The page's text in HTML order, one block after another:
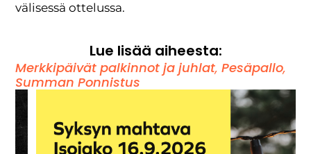
välisessä ottelussa.
Lue lisää aiheesta:
Merkkipäivät palkinnot ja juhlat,Pesäpallo,
Summan Ponnistus